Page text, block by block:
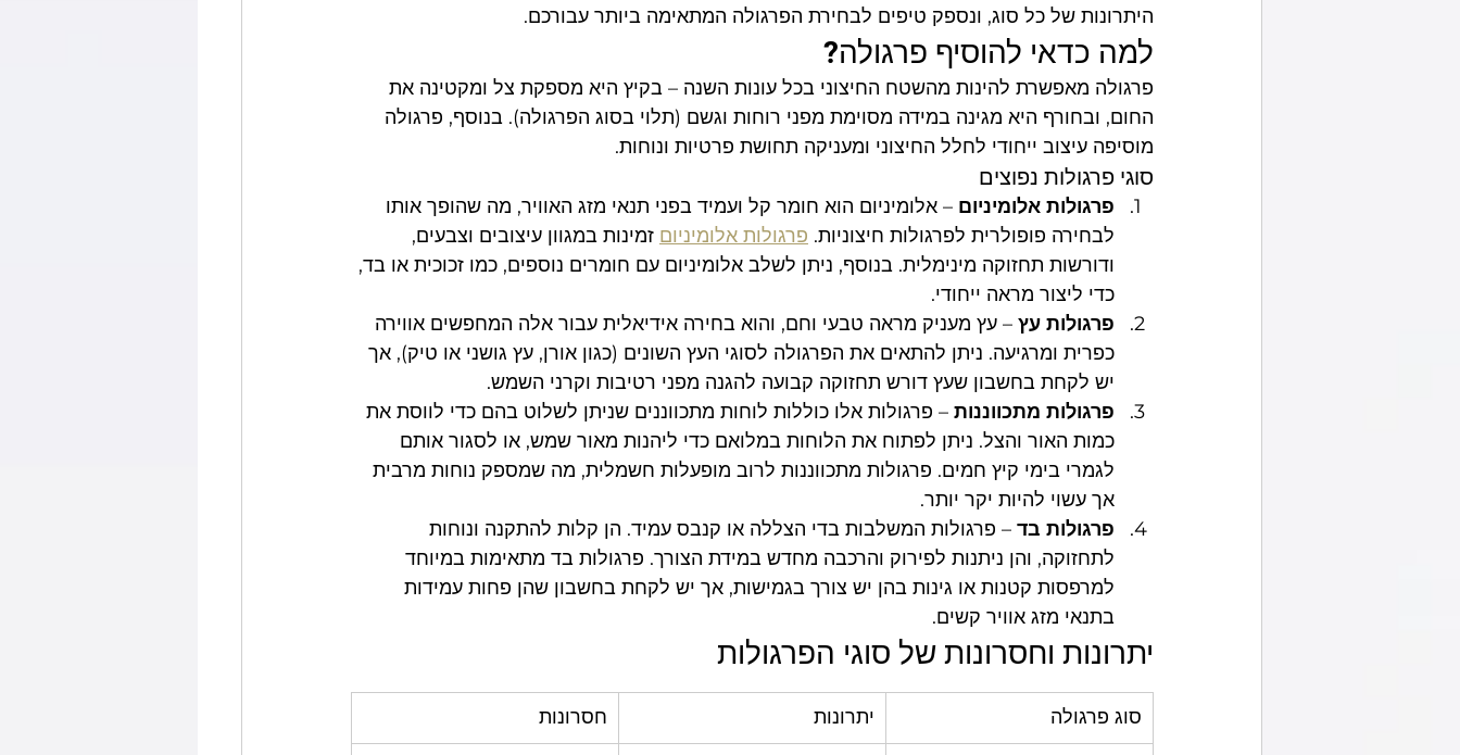
היתרונות של כל סוג, ונספק טיפים לבחירת הפרגולה המתאימה ביותר עבורכם.
למה כדאי להוסיף פרגולה?
פרגולה מאפשרת להינות מהשטח החיצוני בכל עונות השנה – בקיץ היא מספקת צל ומקטינה את
החום, ובחורף היא מגינה במידה מסוימת מפני רוחות וגשם (תלוי בסוג הפרגולה). בנוסף, פרגולה
מוסיפה עיצוב ייחודי לחלל החיצוני ומעניקה תחושת פרטיות ונוחות.
סוגי פרגולות נפוצים
פרגולות אלומיניום – אלומיניום הוא חומר קל ועמיד בפני תנאי מזג האוויר, מה שהופך אותו
לבחירה פופולרית לפרגולות חיצוניות. פרגולות אלומיניום זמינות במגוון עיצובים וצבעים,
ודורשות תחזוקה מינימלית. בנוסף, ניתן לשלב אלומיניום עם חומרים נוספים, כמו זכוכית או בד,
כדי ליצור מראה ייחודי.
פרגולות עץ – עץ מעניק מראה טבעי וחם, והוא בחירה אידיאלית עבור אלה המחפשים אווירה
כפרית ומרגיעה. ניתן להתאים את הפרגולה לסוגי העץ השונים (כגון אורן, עץ גושני או טיק), אך
יש לקחת בחשבון שעץ דורש תחזוקה קבועה להגנה מפני רטיבות וקרני השמש.
פרגולות מתכווננות – פרגולות אלו כוללות לוחות מתכווננים שניתן לשלוט בהם כדי לווסת את
כמות האור והצל. ניתן לפתוח את הלוחות במלואם כדי ליהנות מאור שמש, או לסגור אותם
לגמרי בימי קיץ חמים. פרגולות מתכווננות לרוב מופעלות חשמלית, מה שמספק נוחות מרבית
אך עשוי להיות יקר יותר.
פרגולות בד – פרגולות המשלבות בדי הצללה או קנבס עמיד. הן קלות להתקנה ונוחות
לתחזוקה, והן ניתנות לפירוק והרכבה מחדש במידת הצורך. פרגולות בד מתאימות במיוחד
למרפסות קטנות או גינות בהן יש צורך בגמישות, אך יש לקחת בחשבון שהן פחות עמידות
בתנאי מזג אוויר קשים.
יתרונות וחסרונות של סוגי הפרגולות
סוג פרגולה יתרונות חסרונות